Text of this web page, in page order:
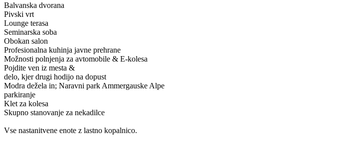
Balvanska dvorana
Pivski vrt
Lounge terasa
Seminarska soba
Obokan salon
Profesionalna kuhinja javne prehrane
Možnosti polnjenja za avtomobile & E-kolesa
Pojdite ven iz mesta &
delo, kjer drugi hodijo na dopust
Modra dežela in; Naravni park Ammergauske Alpe
parkiranje
Klet za kolesa
Skupno stanovanje za nekadilce
Vse nastanitvene enote z lastno kopalnico.